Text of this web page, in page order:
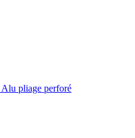
Alu pliage perforé